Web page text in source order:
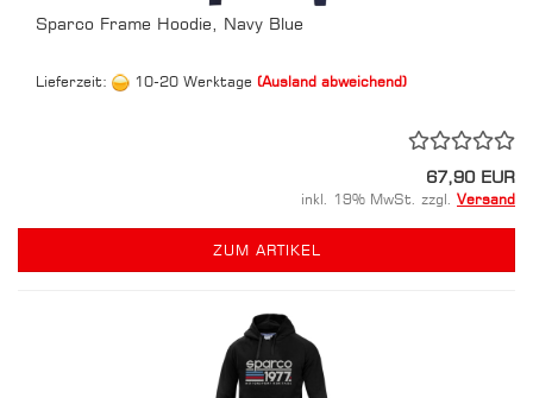
Sparco Frame Hoodie, Navy Blue
Lieferzeit: 10-20 Werktage (Ausland abweichend)
67,90 EUR
inkl. 19% MwSt. zzgl. Versand
ZUM ARTIKEL